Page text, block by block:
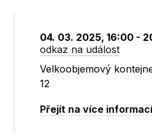
04. 03. 2025, 16:00 -
odkaz na událost
Velkoobjemový
12
Přejít na více